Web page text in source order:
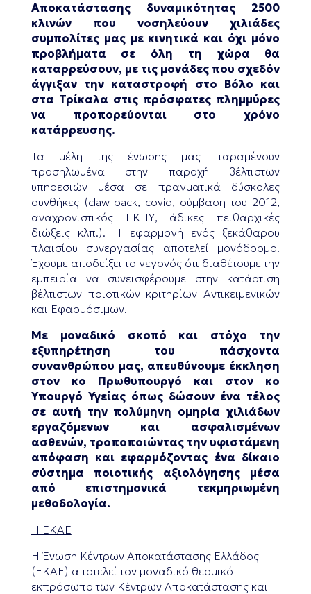
Αποκατάστασης δυναμικότητας 2500
κλινών που νοσηλεύουν χιλιάδες
συμπολίτες μας με κινητικά και όχι μόνο
προβλήματα σε όλη τη χώρα θα
καταρρεύσουν, με τις μονάδες που σχεδόν
άγγιξαν την καταστροφή στο Βόλο και
στα Τρίκαλα στις πρόσφατες πλημμύρες
να προπορεύονται στο χρόνο
κατάρρευσης.
Τα μέλη της ένωσης μας παραμένουν
προσηλωμένα στην παροχή βέλτιστων
υπηρεσιών μέσα σε πραγματικά δύσκολες
συνθήκες (claw-back, covid, σύμβαση του 2012,
αναχρονιστικός ΕΚΠΥ, άδικες πειθαρχικές
διώξεις κλπ.). Η εφαρμογή ενός ξεκάθαρου
πλαισίου συνεργασίας αποτελεί μονόδρομο.
Έχουμε αποδείξει το γεγονός ότι διαθέτουμε την
εμπειρία να συνεισφέρουμε στην κατάρτιση
βέλτιστων ποιοτικών κριτηρίων Αντικειμενικών
και Εφαρμόσιμων.
Με μοναδικό σκοπό και στόχο την
εξυπηρέτηση του πάσχοντα
συνανθρώπου μας, απευθύνουμε έκκληση
στον κο Πρωθυπουργό και στον κο
Υπουργό Υγείας όπως δώσουν ένα τέλος
σε αυτή την πολύμηνη ομηρία χιλιάδων
εργαζόμενων και ασφαλισμένων
ασθενών, τροποποιώντας την υφιστάμενη
απόφαση και εφαρμόζοντας ένα δίκαιο
σύστημα ποιοτικής αξιολόγησης μέσα
από επιστημονικά τεκμηριωμένη
μεθοδολογία.
Η ΕΚΑΕ
Η Ένωση Κέντρων Αποκατάστασης Ελλάδος
(ΕΚΑΕ) αποτελεί τον μοναδικό θεσμικό
εκπρόσωπο των Κέντρων Αποκατάστασης και